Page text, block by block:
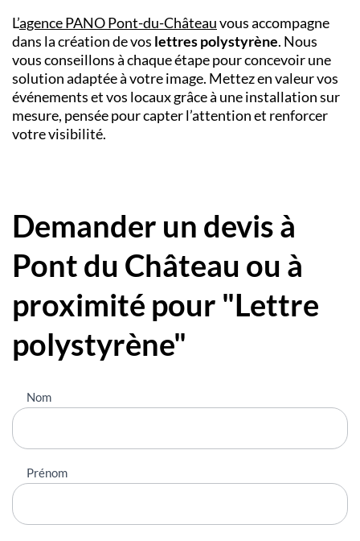
L’agence PANO Pont-du-Châteauvous accompagne
dans la création de vos lettres polystyrène. Nous
vous conseillons à chaque étape pour concevoir une
solution adaptée à votre image. Mettez en valeur vos
événements et vos locaux grâce à une installation sur
mesure, pensée pour capter l’attention et renforcer
votre visibilité.
Demander un devis à
Pont du Château ou à
proximité pour "Lettre
polystyrène"
Nous
contacter
Nom
Prénom